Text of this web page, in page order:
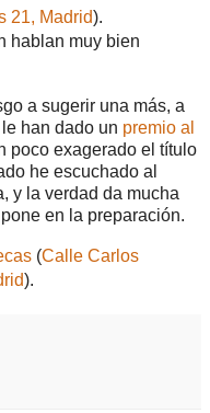
21, Madrid).
hablan muy bien
a sugerir una más, a
han dado un premio al
poco exagerado el título
he escuchado al
y la verdad da mucha
en la preparación.
(Calle Carlos
).